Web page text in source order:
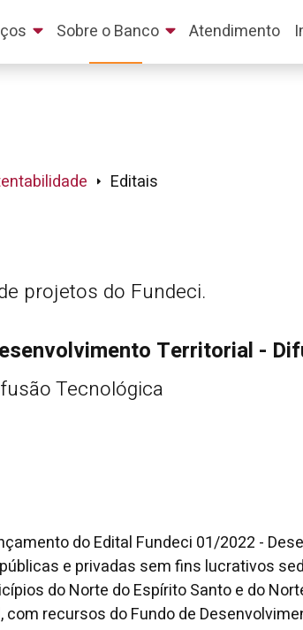
Sobre o Banco Atendimento
Editais
projetos do Fundeci.
Territorial -
Tecnológica
do Edital Fundeci 01/2022 -
e privadas sem fins lucrativos
do Norte do Espírito Santo e do
recursos do Fundo de